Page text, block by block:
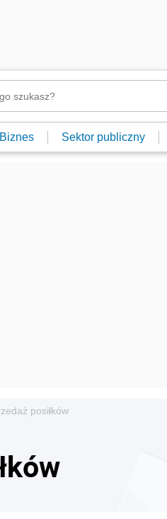
Biznes Sektor publiczny
posiłków